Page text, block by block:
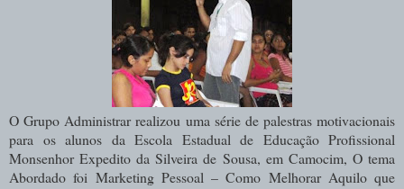
O Grupo Administrar realizou uma série de palestras motivacionais
para os alunos da Escola Estadual de Educação Profissional
Monsenhor Expedito da Silveira de Sousa, em Camocim, O tema
Abordado foi Marketing Pessoal – Como Melhorar Aquilo que